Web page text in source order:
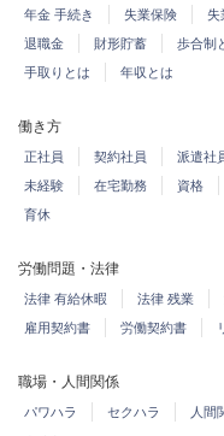
年金 手続き 失業保険 失
退職金
財形貯蓄 歩合制
手取りとは
年収とは
働き方
正社員 契約社員 派遣社
未経験
在宅勤務 資格
育休
労働問題・法律
法律 有給休暇 法律 残業
雇用契約書
労働契約書
職場・人間関係
パワハラ セクハラ 人間